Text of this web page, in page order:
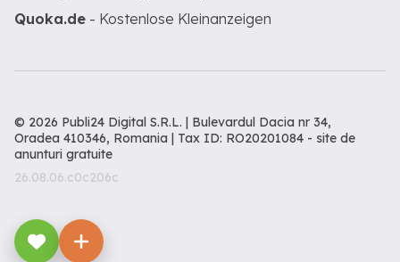
Quoka.de - Kostenlose Kleinanzeigen
© 2026 Publi24 Digital S.R.L. | Bulevardul Dacia nr 34,
Oradea 410346, Romania | Tax ID: RO20201084 - site de
anunturi gratuite
26.08.06.c0c206c